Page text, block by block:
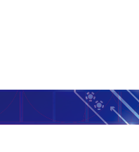
6종 출시